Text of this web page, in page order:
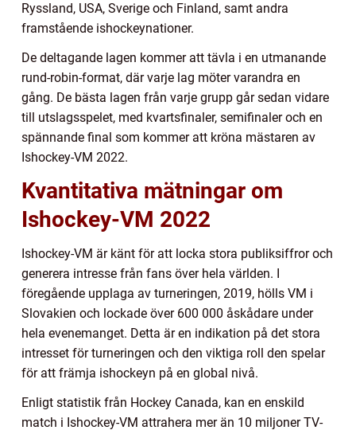
Ryssland, USA, Sverige och Finland, samt andra
framstående ishockeynationer.
De deltagande lagen kommer att tävla i en utmanande
rund-robin-format, där varje lag möter varandra en
gång. De bästa lagen från varje grupp går sedan vidare
till utslagsspelet, med kvartsfinaler, semifinaler och en
spännande final som kommer att kröna mästaren av
Ishockey-VM 2022.
Kvantitativa mätningar om
Ishockey-VM 2022
Ishockey-VM är känt för att locka stora publiksiffror och
generera intresse från fans över hela världen. I
föregående upplaga av turneringen, 2019, hölls VM i
Slovakien och lockade över 600 000 åskådare under
hela evenemanget. Detta är en indikation på det stora
intresset för turneringen och den viktiga roll den spelar
för att främja ishockeyn på en global nivå.
Enligt statistik från Hockey Canada, kan en enskild
match i Ishockey-VM attrahera mer än 10 miljoner TV-